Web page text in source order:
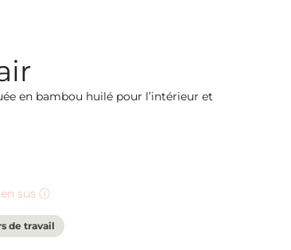
en bambou huilé pour l’intérieur et
en sus ⓘ
de travail